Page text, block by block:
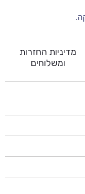
מדיניות החזרות
ומשלוחים